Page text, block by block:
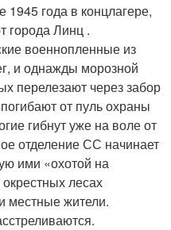
1945 года в концлагере,
города Линц .
военнопленные из
и однажды морозной
перелезают через забор
от пуль охраны
гибнут уже на воле от
отделение СС начинает
ими «охотой на
лесах
местные жители.